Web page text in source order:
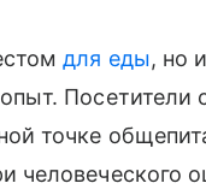
для еды, но
Посетители
точке
человеческого